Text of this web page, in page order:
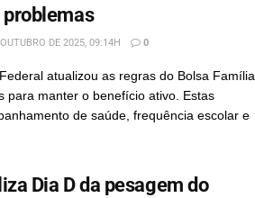
DE 2025, 09:14H 0
atualizou as regras do Bolsa Família
para manter o benefício ativo. Estas
de saúde, frequência escolar e
Dia D da pesagem do